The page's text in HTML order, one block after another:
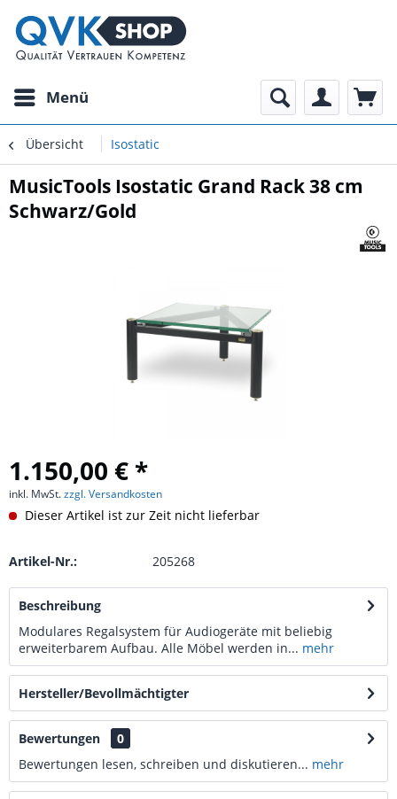
Menü
Übersicht Isostatic
MusicTools Isostatic Grand Rack 38 cm
Schwarz/Gold
1.150,00 € *
inkl. MwSt.zzgl. Versandkosten
Dieser Artikel ist zur Zeit nicht lieferbar
Artikel-Nr.: 205268
Beschreibung
Modulares Regalsystem für Audiogeräte mit beliebig
erweiterbarem Aufbau. Alle Möbel werden in... mehr
Hersteller/Bevollmächtigter
Bewertungen
0
Bewertungen lesen, schreiben und diskutieren... mehr